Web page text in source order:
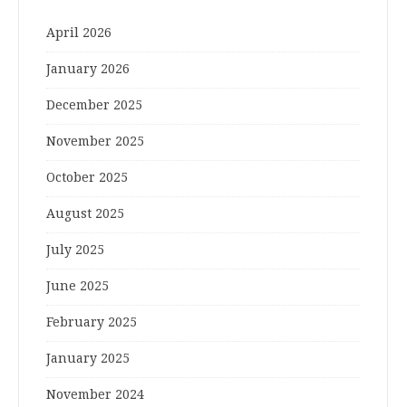
April 2026
January 2026
December 2025
November 2025
October 2025
August 2025
July 2025
June 2025
February 2025
January 2025
November 2024